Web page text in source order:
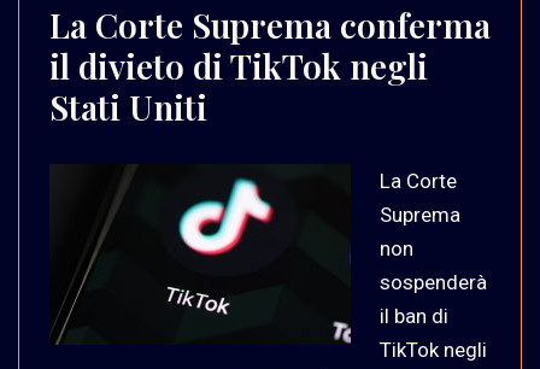
La Corte Suprema conferma
il divieto di TikTok negli
Stati Uniti
La Corte
Suprema
non
sospenderà
il ban di
TikTok negli